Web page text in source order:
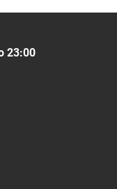
23:00